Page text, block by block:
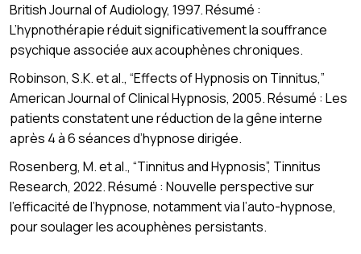
British Journal of Audiology, 1997. Résumé :
L’hypnothérapie réduit significativement la souffrance
psychique associée aux acouphènes chroniques.
Robinson, S.K. et al., “Effects of Hypnosis on Tinnitus,”
American Journal of Clinical Hypnosis, 2005. Résumé : Les
patients constatent une réduction de la gêne interne
après 4 à 6 séances d’hypnose dirigée.
Rosenberg, M. et al., “Tinnitus and Hypnosis”, Tinnitus
Research, 2022. Résumé : Nouvelle perspective sur
l’efficacité de l’hypnose, notamment via l’auto-hypnose,
pour soulager les acouphènes persistants.